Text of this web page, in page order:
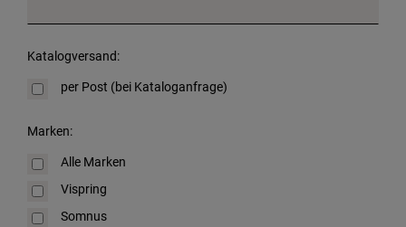
Katalogversand:
per Post (bei Kataloganfrage)
Marken:
Alle Marken
Vispring
Somnus